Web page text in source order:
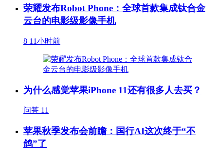
荣耀发布Robot Phone：全球首款集成钛合金
云台的电影级影像手机
8 11小时前
为什么感觉苹果iPhone 11还有很多人去买？
问答 11
苹果秋季发布会前瞻：国行AI这次终于“不
鸽”了